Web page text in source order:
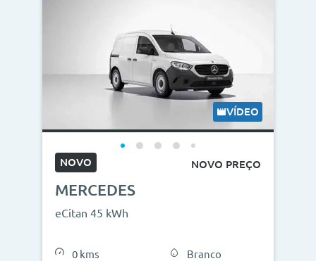
VÍDEO
NOVO NOVO PREÇO
MERCEDES
eCitan 45 kWh
0 kms
Branco